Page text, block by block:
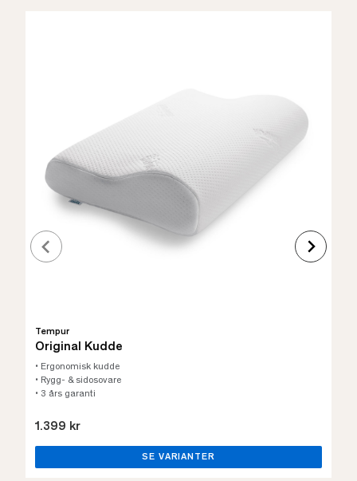
Tempur
Original Kudde
• Ergonomisk kudde
• Rygg- & sidosovare
• 3 års garanti
1.399 kr
SE VARIANTER